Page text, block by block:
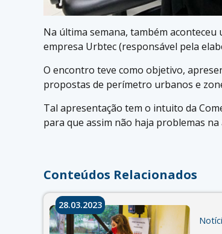
Na última semana, também
empresa Urbtec (responsável pela
O encontro teve como objetivo,
propostas de perímetro urbanos e
Tal apresentação tem o intuito da
para que assim não haja problemas
Conteúdos Relacionados
28.03.2023